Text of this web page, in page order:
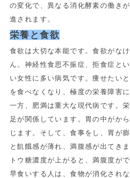
の変化で、異なる消化酵素の働き
進されます。
栄養と食欲
食欲は大切な本能です。食欲がな
ん。神経性食思不振症、拒食症と
い女性に多い病気です。痩せたい
を食べなくなり、極度の栄養障害に
一方、肥満は重大な現代病です。
足が関係しています。胃の中がか
じます。そして、食事をし、胃が
と飢餓感が薄れ、満腹感が出てき
トウ糖濃度が上がると、満腹度がで
早食いする人は、食物が消化され